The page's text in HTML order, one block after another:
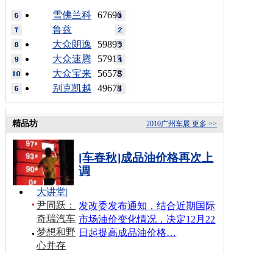
67696
雪佛兰科
鲁兹
59895
大众朗逸
57915
大众速腾
56578
大众宝来
49678
别克凯越
更多 >>
2010广州车展
精品坊
[车春秋]成品油价格再次上
调
发改委发布通知，结合近期国际
市场油价变化情况，决定12月22
日起提高成品油价格…
大讲堂|
尹同跃：
奇瑞汽车
梦想和野
心并存